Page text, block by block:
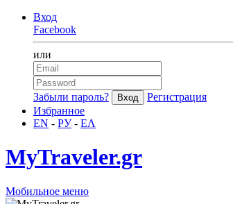
Вход
Facebook
или
Забыли пароль?
Регистрация
Избранное
EN - РУ- ΕΛ
MyTraveler.gr
Мобильное меню